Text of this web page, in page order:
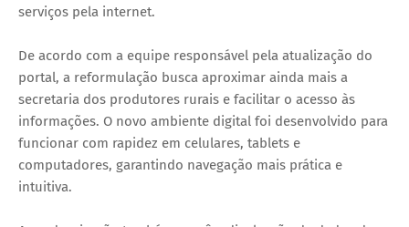
serviços pela internet.
De acordo com a equipe responsável pela atualização do
portal, a reformulação busca aproximar ainda mais a
secretaria dos produtores rurais e facilitar o acesso às
informações. O novo ambiente digital foi desenvolvido para
funcionar com rapidez em celulares, tablets e
computadores, garantindo navegação mais prática e
intuitiva.